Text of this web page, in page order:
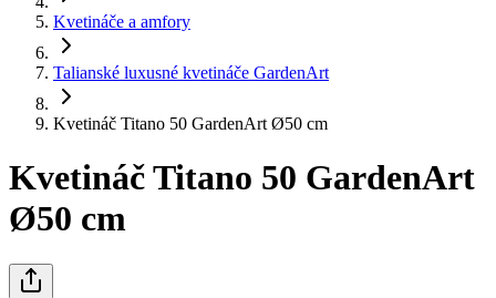
Kvetináče a amfory
Talianské luxusné kvetináče GardenArt
Kvetináč Titano 50 GardenArt Ø50 cm
Kvetináč Titano 50 GardenArt
Ø50 cm